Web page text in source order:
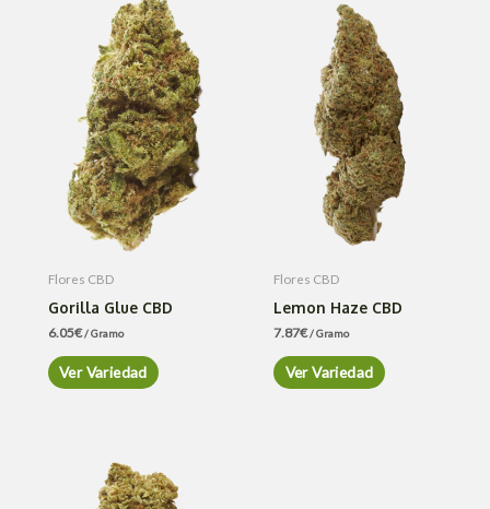
Flores CBD
Gorilla Glue CBD
6.05€/ Gramo
Ver Variedad
Flores CBD
Lemon Haze CBD
7.87€/ Gramo
Ver Variedad